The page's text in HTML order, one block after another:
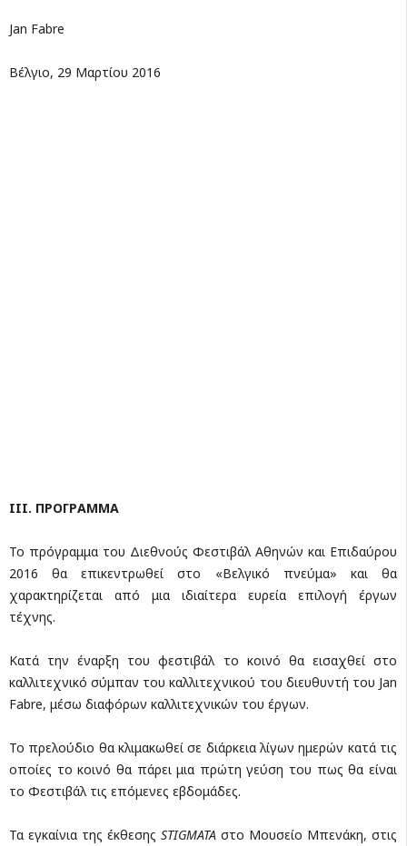
Jan Fabre
Βέλγιο, 29 Μαρτίου 2016
ΙΙΙ. ΠΡΟΓΡΑΜΜΑ
Το πρόγραμμα του Διεθνούς Φεστιβάλ Αθηνών και Επιδαύρου
2016 θα επικεντρωθεί στο «Βελγικό πνεύμα» και θα
χαρακτηρίζεται από μια ιδιαίτερα ευρεία επιλογή έργων
τέχνης.
Κατά την έναρξη του φεστιβάλ το κοινό θα εισαχθεί στο
καλλιτεχνικό σύμπαν του καλλιτεχνικού του διευθυντή του Jan
Fabre, μέσω διαφόρων καλλιτεχνικών του έργων.
Το πρελούδιο θα κλιμακωθεί σε διάρκεια λίγων ημερών κατά τις
οποίες το κοινό θα πάρει μια πρώτη γεύση του πως θα είναι
το Φεστιβάλ τις επόμενες εβδομάδες.
Τα εγκαίνια της έκθεσης STIGMATA στο Μουσείο Μπενάκη, στις